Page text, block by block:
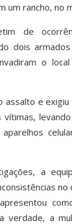
um rancho, no
de
dois
o
assalto e
a
verdade, a